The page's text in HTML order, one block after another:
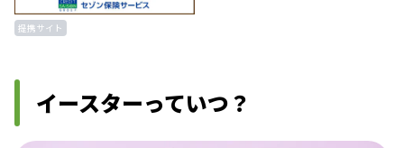
提携サイト
イースターっていつ？